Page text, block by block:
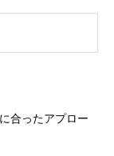
合ったアプロー